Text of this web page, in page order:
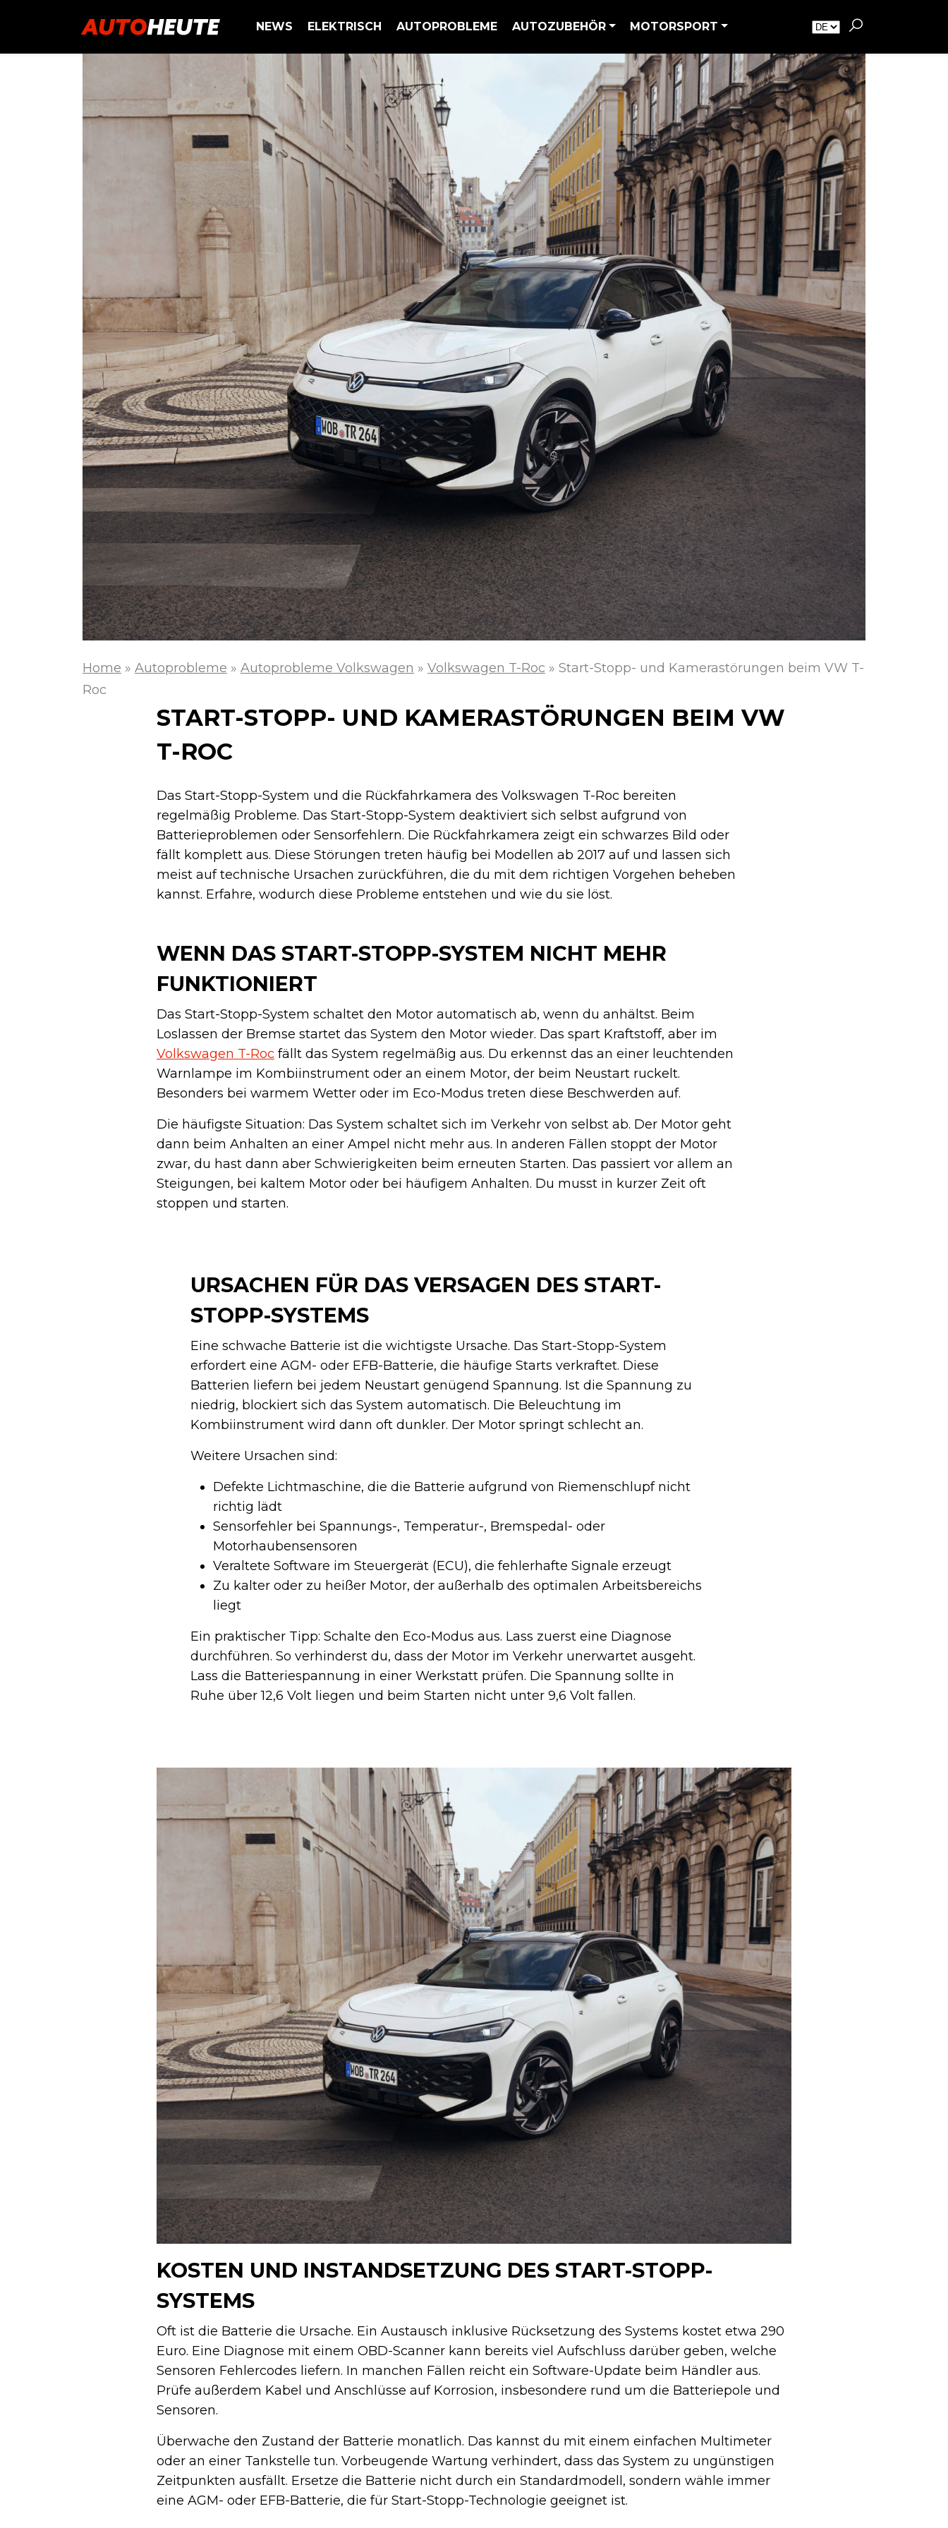
NEWS ELEKTRISCH AUTOPROBLEME AUTOZUBEHÖR MOTORSPORT
Home » Autoprobleme » Autoprobleme Volkswagen » Volkswagen T-Roc » Start-Stopp- und Kamerastörungen beim VW T-
Roc
START-STOPP- UND KAMERASTÖRUNGEN BEIM VW
T-ROC
Das Start-Stopp-System und die Rückfahrkamera des Volkswagen T-Roc bereiten
regelmäßig Probleme. Das Start-Stopp-System deaktiviert sich selbst aufgrund von
Batterieproblemen oder Sensorfehlern. Die Rückfahrkamera zeigt ein schwarzes Bild oder
fällt komplett aus. Diese Störungen treten häufig bei Modellen ab 2017 auf und lassen sich
meist auf technische Ursachen zurückführen, die du mit dem richtigen Vorgehen beheben
kannst. Erfahre, wodurch diese Probleme entstehen und wie du sie löst.
WENN DAS START-STOPP-SYSTEM NICHT MEHR
FUNKTIONIERT
Das Start-Stopp-System schaltet den Motor automatisch ab, wenn du anhältst. Beim
Loslassen der Bremse startet das System den Motor wieder. Das spart Kraftstoff, aber im
Volkswagen T-Roc fällt das System regelmäßig aus. Du erkennst das an einer leuchtenden
Warnlampe im Kombiinstrument oder an einem Motor, der beim Neustart ruckelt.
Besonders bei warmem Wetter oder im Eco-Modus treten diese Beschwerden auf.
Die häufigste Situation: Das System schaltet sich im Verkehr von selbst ab. Der Motor geht
dann beim Anhalten an einer Ampel nicht mehr aus. In anderen Fällen stoppt der Motor
zwar, du hast dann aber Schwierigkeiten beim erneuten Starten. Das passiert vor allem an
Steigungen, bei kaltem Motor oder bei häufigem Anhalten. Du musst in kurzer Zeit oft
stoppen und starten.
URSACHEN FÜR DAS VERSAGEN DES START-
STOPP-SYSTEMS
Eine schwache Batterie ist die wichtigste Ursache. Das Start-Stopp-System
erfordert eine AGM- oder EFB-Batterie, die häufige Starts verkraftet. Diese
Batterien liefern bei jedem Neustart genügend Spannung. Ist die Spannung zu
niedrig, blockiert sich das System automatisch. Die Beleuchtung im
Kombiinstrument wird dann oft dunkler. Der Motor springt schlecht an.
Weitere Ursachen sind:
Defekte Lichtmaschine, die die Batterie aufgrund von Riemenschlupf nicht
richtig lädt
Sensorfehler bei Spannungs-, Temperatur-, Bremspedal- oder
Motorhaubensensoren
Veraltete Software im Steuergerät (ECU), die fehlerhafte Signale erzeugt
Zu kalter oder zu heißer Motor, der außerhalb des optimalen Arbeitsbereichs
liegt
Ein praktischer Tipp: Schalte den Eco-Modus aus. Lass zuerst eine Diagnose
durchführen. So verhinderst du, dass der Motor im Verkehr unerwartet ausgeht.
Lass die Batteriespannung in einer Werkstatt prüfen. Die Spannung sollte in
Ruhe über 12,6 Volt liegen und beim Starten nicht unter 9,6 Volt fallen.
KOSTEN UND INSTANDSETZUNG DES START-STOPP-
SYSTEMS
Oft ist die Batterie die Ursache. Ein Austausch inklusive Rücksetzung des Systems kostet etwa 290
Euro. Eine Diagnose mit einem OBD-Scanner kann bereits viel Aufschluss darüber geben, welche
Sensoren Fehlercodes liefern. In manchen Fällen reicht ein Software-Update beim Händler aus.
Prüfe außerdem Kabel und Anschlüsse auf Korrosion, insbesondere rund um die Batteriepole und
Sensoren.
Überwache den Zustand der Batterie monatlich. Das kannst du mit einem einfachen Multimeter
oder an einer Tankstelle tun. Vorbeugende Wartung verhindert, dass das System zu ungünstigen
Zeitpunkten ausfällt. Ersetze die Batterie nicht durch ein Standardmodell, sondern wähle immer
eine AGM- oder EFB-Batterie, die für Start-Stopp-Technologie geeignet ist.